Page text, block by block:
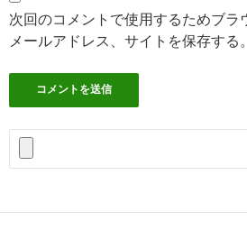
次回のコメントで使用するためブラ
メールアドレス、サイトを保存する。